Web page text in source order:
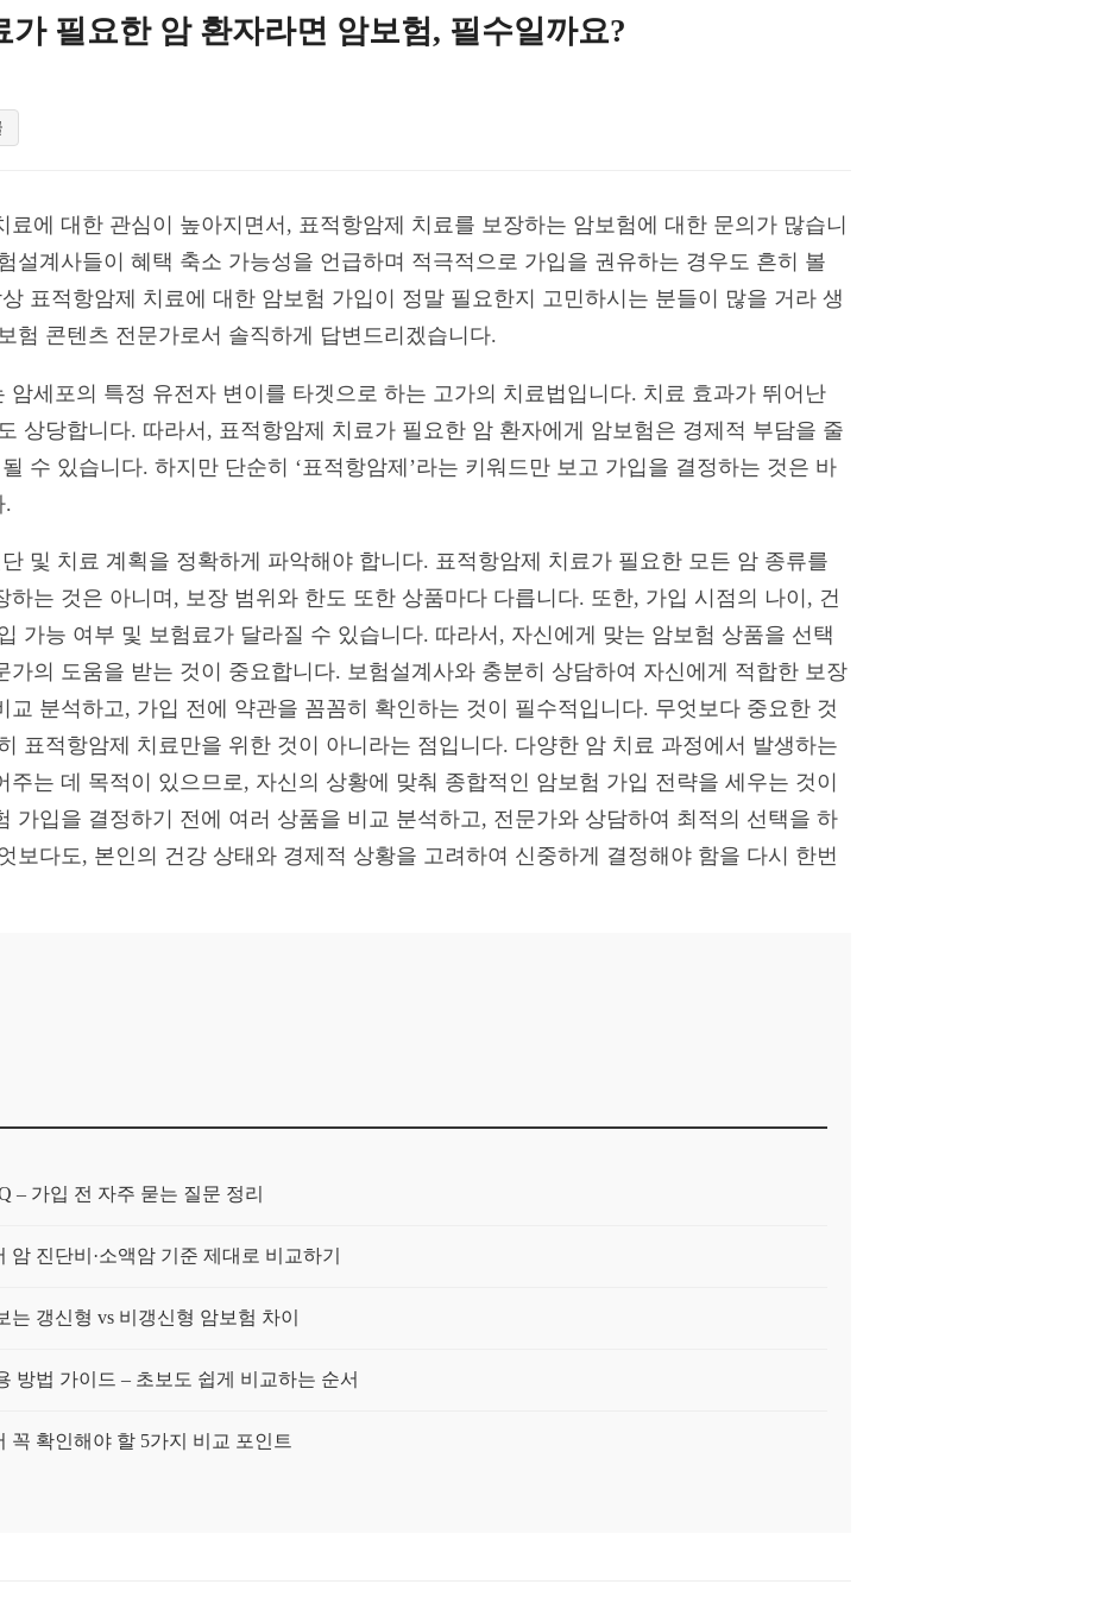
가 필요한 암 환자라면 암보험, 필수일까요?
료에 대한 관심이 높아지면서, 표적항암제 치료를 보장하는 암보험에 대한 문의가 많습니
설계사들이 혜택 축소 가능성을 언급하며 적극적으로 가입을 권유하는 경우도 흔히 볼
표적항암제 치료에 대한 암보험 가입이 정말 필요한지 고민하시는 분들이 많을 거라 생
험 콘텐츠 전문가로서 솔직하게 답변드리겠습니다.
암세포의 특정 유전자 변이를 타겟으로 하는 고가의 치료법입니다. 치료 효과가 뛰어난
상당합니다. 따라서, 표적항암제 치료가 필요한 암 환자에게 암보험은 경제적 부담을 줄
수 있습니다. 하지만 단순히 ‘표적항암제’라는 키워드만 보고 가입을 결정하는 것은 바
.
및 치료 계획을 정확하게 파악해야 합니다. 표적항암제 치료가 필요한 모든 암 종류를
하는 것은 아니며, 보장 범위와 한도 또한 상품마다 다릅니다. 또한, 가입 시점의 나이, 건
가능 여부 및 보험료가 달라질 수 있습니다. 따라서, 자신에게 맞는 암보험 상품을 선택
가의 도움을 받는 것이 중요합니다. 보험설계사와 충분히 상담하여 자신에게 적합한 보장
교 분석하고, 가입 전에 약관을 꼼꼼히 확인하는 것이 필수적입니다. 무엇보다 중요한 것
표적항암제 치료만을 위한 것이 아니라는 점입니다. 다양한 암 치료 과정에서 발생하는
주는 데 목적이 있으므로, 자신의 상황에 맞춰 종합적인 암보험 가입 전략을 세우는 것이
가입을 결정하기 전에 여러 상품을 비교 분석하고, 전문가와 상담하여 최적의 선택을 하
보다도, 본인의 건강 상태와 경제적 상황을 고려하여 신중하게 결정해야 함을 다시 한번
– 가입 전 자주 묻는 질문 정리
진단비·소액암 기준 제대로 비교하기
갱신형 vs 비갱신형 암보험 차이
방법 가이드 – 초보도 쉽게 비교하는 순서
꼭 확인해야 할 5가지 비교 포인트